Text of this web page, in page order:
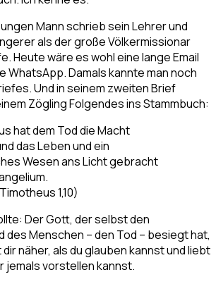
Mann schrieb sein Lehrer und
als der große Völkermissionar
Heute wäre es wohl eine lange Email
WhatsApp. Damals kannte man noch
Und in seinem zweiten Brief
Zögling Folgendes ins Stammbuch:
hat dem Tod die Macht
das Leben und ein
Wesen ans Licht gebracht
1,10)
Der Gott, der selbst den
des Menschen – den Tod – besiegt hat,
näher, als du glauben kannst und liebt
jemals vorstellen kannst.